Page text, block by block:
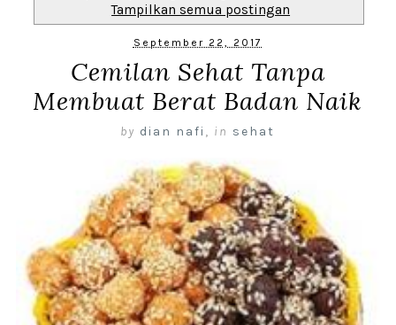
Tampilkan semua postingan
September 22, 2017
Cemilan Sehat Tanpa
Membuat Berat Badan Naik
by dian nafi , in sehat